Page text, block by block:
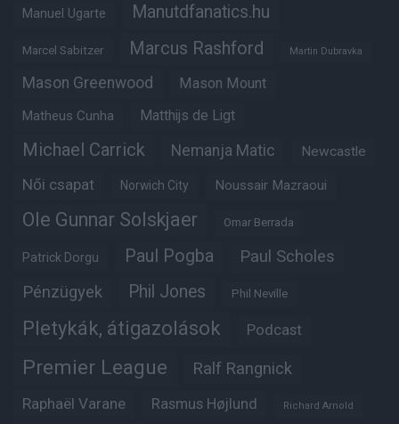
Manuel Ugarte Manutdfanatics.hu
Marcel Sabitzer Marcus Rashford Martin Dubravka
Mason Greenwood Mason Mount
Matheus Cunha Matthijs de Ligt
Michael Carrick Nemanja Matic Newcastle
Női csapat Norwich City Noussair Mazraoui
Ole Gunnar Solskjaer Omar Berrada
Patrick Dorgu Paul Pogba Paul Scholes
Pénzügyek Phil Jones Phil Neville
Pletykák, átigazolások Podcast
Premier League Ralf Rangnick
Raphaël Varane Rasmus Højlund Richard Arnold